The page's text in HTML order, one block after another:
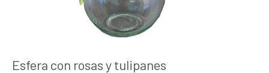
Esfera con rosas y tulipanes